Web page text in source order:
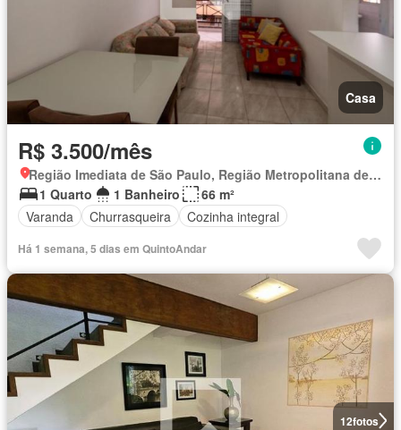
Casa
R$ 3.500/mês
Região Imediata de São Paulo, Região Metropolitana de São Paulo
1 Quarto
1 Banheiro
66 m²
Varanda
Churrasqueira Cozinha integral
Há 1 semana, 5 dias em QuintoAndar
12fotos